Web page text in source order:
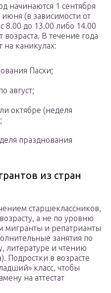
начинаются 1 сентября
(в зависимости от
8.00 до 13.00 либо 14.00
возраста. В течение года
на каникулах:
Пасхи;
август;
октябре (неделя
празднования
из стран
старшеклассников,
а не по уровню
мигранты и репатрианты
занятия по
литературе и чтению
Подростки в возрасте
класс, чтобы
на аттестат